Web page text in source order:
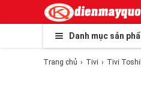
Danh mục sản
Trang chủ Tivi Tivi